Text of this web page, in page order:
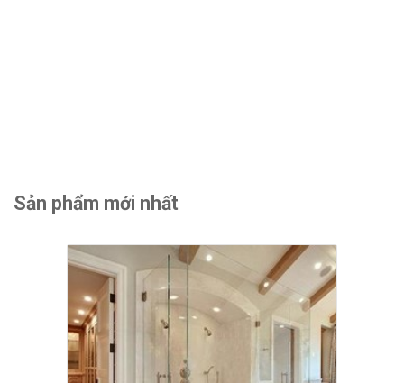
Sản phẩm mới nhất